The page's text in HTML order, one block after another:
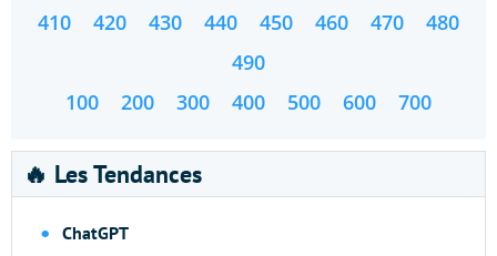
410 420 430 440 450 460 470
480
490
100
200 300 400 500 600 700
🔥 Les Tendances
ChatGPT